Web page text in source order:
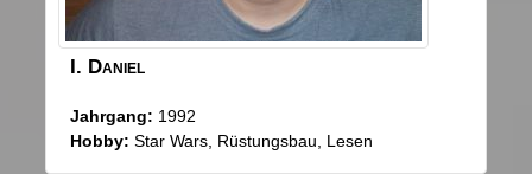
I. Daniel
Jahrgang: 1992
Hobby: Star Wars, Rüstungsbau, Lesen